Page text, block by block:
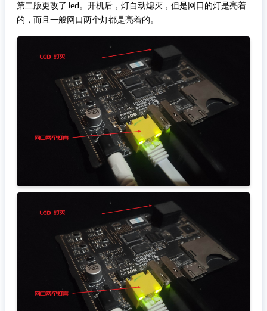
第二版更改了 led。开机后，灯自动熄灭，但是网口的灯是亮着
的，而且一般网口两个灯都是亮着的。